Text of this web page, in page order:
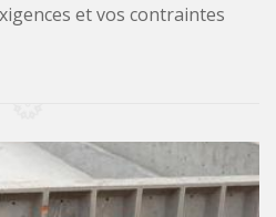
et vos contraintes